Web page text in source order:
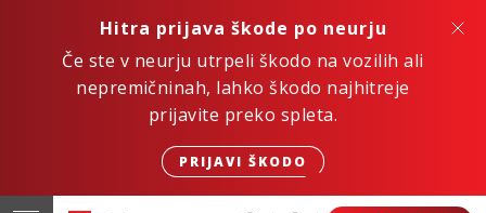
Hitra prijava škode po neurju
Če ste v neurju utrpeli škodo na vozilih ali
nepremičninah, lahko škodo najhitreje
prijavite preko spleta.
PRIJAVI ŠKODO